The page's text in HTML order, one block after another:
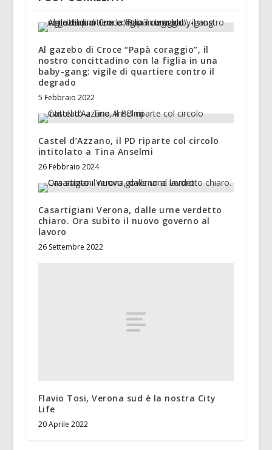
Al gazebo di Croce “Papà coraggio”, il
nostro concittadino con la figlia in una
baby-gang: vigile di quartiere contro il
degrado
5 Febbraio 2022
Castel d’Azzano, il PD riparte col circolo
intitolato a Tina Anselmi
26 Febbraio 2024
Casartigiani Verona, dalle urne verdetto
chiaro. Ora subito il nuovo governo al
lavoro
26 Settembre 2022
Flavio Tosi, Verona sud è la nostra City
Life
20 Aprile 2022